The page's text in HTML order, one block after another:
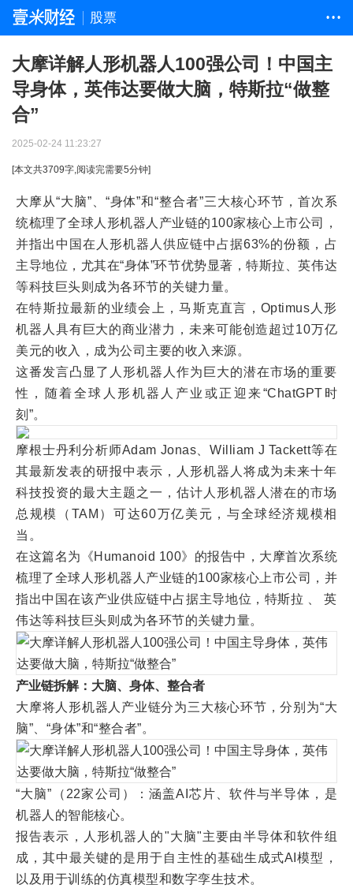
股票 • • •
大摩详解人形机器人100强公司！中国主
导身体，英伟达要做大脑，特斯拉“做整
合”
2025-02-24 11:23:27
[本文共3709字,阅读完需要5分钟]
大摩从“大脑”、“身体”和“整合者”三大核心环节，首次系
统梳理了全球人形机器人产业链的100家核心上市公司，
并指出中国在人形机器人供应链中占据63%的份额，占
主导地位，尤其在“身体”环节优势显著，特斯拉、英伟达
等科技巨头则成为各环节的关键力量。
在特斯拉最新的业绩会上，马斯克直言，Optimus人形
机器人具有巨大的商业潜力，未来可能创造超过10万亿
美元的收入，成为公司主要的收入来源。
这番发言凸显了人形机器人作为巨大的潜在市场的重要
性，随着全球人形机器人产业或正迎来“ChatGPT时
刻”。
摩根士丹利分析师Adam Jonas、William J Tackett等在
其最新发表的研报中表示，人形机器人将成为未来十年
科技投资的最大主题之一，估计人形机器人潜在的市场
总规模（TAM）可达60万亿美元，与全球经济规模相
当。
在这篇名为《Humanoid 100》的报告中，大摩首次系统
梳理了全球人形机器人产业链的100家核心上市公司，并
指出中国在该产业供应链中占据主导地位，特斯拉 、 英
伟达等科技巨头则成为各环节的关键力量。
产业链拆解：大脑、身体、整合者
大摩将人形机器人产业链分为三大核心环节，分别为“大
脑”、“身体”和“整合者”。
“大脑”（22家公司）：涵盖AI芯片、软件与半导体，是
机器人的智能核心。
报告表示，人形机器人的"大脑"主要由半导体和软件组
成，其中最关键的是用于自主性的基础生成式AI模型，
以及用于训练的仿真模型和数字孪生技术。